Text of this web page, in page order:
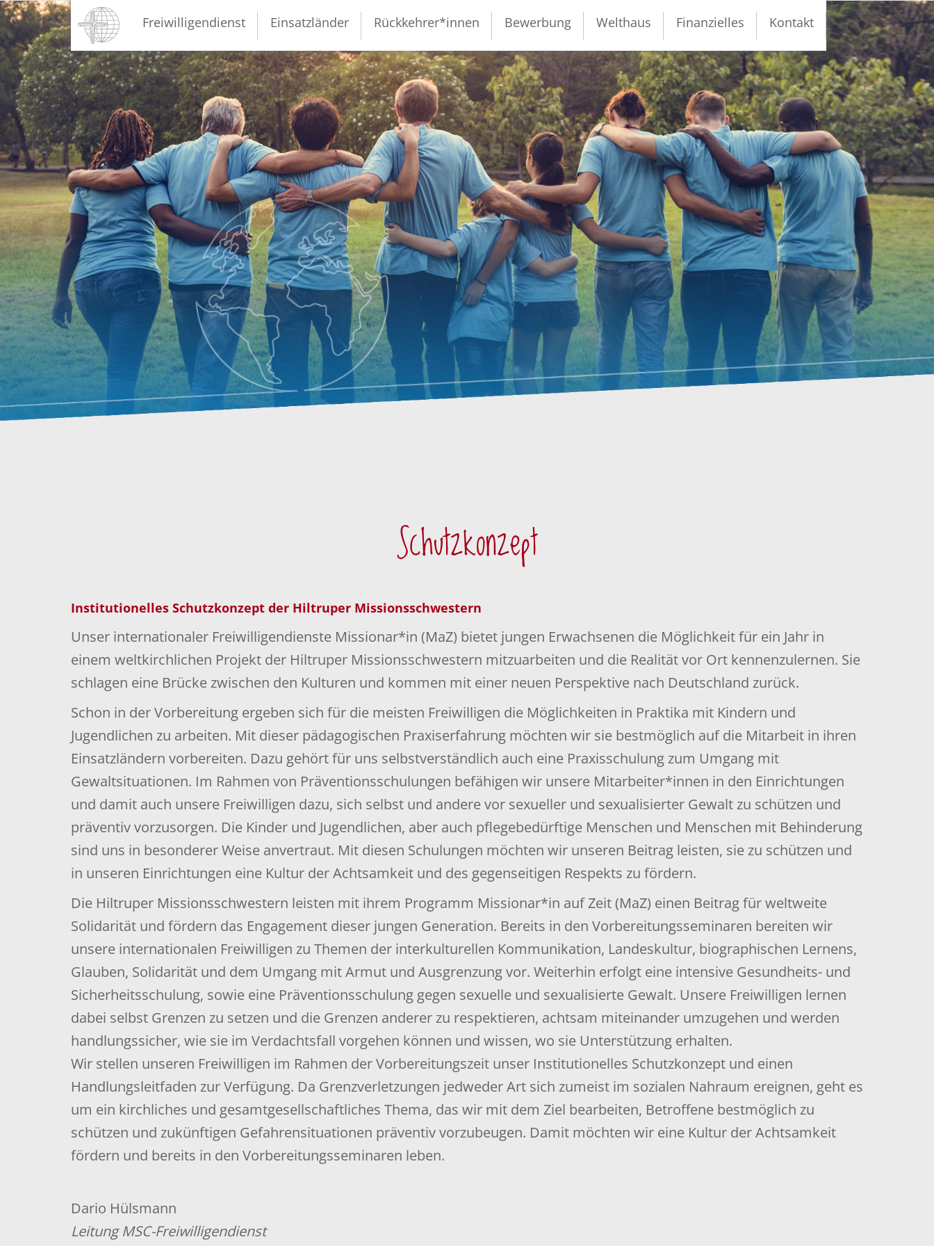
Direkt
zum
Inhalt
Hauptnavigation
Freiwilligendienst Einsatzländer Rückkehrer*innen Bewerbung Welthaus Finanzielles Kontakt
Schutzkonzept
Institutionelles Schutzkonzept der Hiltruper Missionsschwestern
Unser internationaler Freiwilligendienste Missionar*in (MaZ) bietet jungen Erwachsenen die Möglichkeit für ein Jahr in
einem weltkirchlichen Projekt der Hiltruper Missionsschwestern mitzuarbeiten und die Realität vor Ort kennenzulernen. Sie
schlagen eine Brücke zwischen den Kulturen und kommen mit einer neuen Perspektive nach Deutschland zurück.
Schon in der Vorbereitung ergeben sich für die meisten Freiwilligen die Möglichkeiten in Praktika mit Kindern und
Jugendlichen zu arbeiten. Mit dieser pädagogischen Praxiserfahrung möchten wir sie bestmöglich auf die Mitarbeit in ihren
Einsatzländern vorbereiten. Dazu gehört für uns selbstverständlich auch eine Praxisschulung zum Umgang mit
Gewaltsituationen. Im Rahmen von Präventionsschulungen befähigen wir unsere Mitarbeiter*innen in den Einrichtungen
und damit auch unsere Freiwilligen dazu, sich selbst und andere vor sexueller und sexualisierter Gewalt zu schützen und
präventiv vorzusorgen. Die Kinder und Jugendlichen, aber auch pflegebedürftige Menschen und Menschen mit Behinderung
sind uns in besonderer Weise anvertraut. Mit diesen Schulungen möchten wir unseren Beitrag leisten, sie zu schützen und
in unseren Einrichtungen eine Kultur der Achtsamkeit und des gegenseitigen Respekts zu fördern.
Die Hiltruper Missionsschwestern leisten mit ihrem Programm Missionar*in auf Zeit (MaZ) einen Beitrag für weltweite
Solidarität und fördern das Engagement dieser jungen Generation. Bereits in den Vorbereitungsseminaren bereiten wir
unsere internationalen Freiwilligen zu Themen der interkulturellen Kommunikation, Landeskultur, biographischen Lernens,
Glauben, Solidarität und dem Umgang mit Armut und Ausgrenzung vor. Weiterhin erfolgt eine intensive Gesundheits- und
Sicherheitsschulung, sowie eine Präventionsschulung gegen sexuelle und sexualisierte Gewalt. Unsere Freiwilligen lernen
dabei selbst Grenzen zu setzen und die Grenzen anderer zu respektieren, achtsam miteinander umzugehen und werden
handlungssicher, wie sie im Verdachtsfall vorgehen können und wissen, wo sie Unterstützung erhalten.
Wir stellen unseren Freiwilligen im Rahmen der Vorbereitungszeit unser Institutionelles Schutzkonzept und einen
Handlungsleitfaden zur Verfügung. Da Grenzverletzungen jedweder Art sich zumeist im sozialen Nahraum ereignen, geht es
um ein kirchliches und gesamtgesellschaftliches Thema, das wir mit dem Ziel bearbeiten, Betroffene bestmöglich zu
schützen und zukünftigen Gefahrensituationen präventiv vorzubeugen. Damit möchten wir eine Kultur der Achtsamkeit
fördern und bereits in den Vorbereitungsseminaren leben.
Dario Hülsmann
Leitung MSC-Freiwilligendienst